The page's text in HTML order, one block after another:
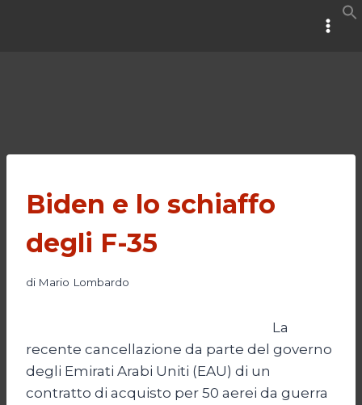
Biden e lo schiaffo
degli F-35
di Mario Lombardo
La
recente cancellazione da parte del governo
degli Emirati Arabi Uniti (EAU) di un
contratto di acquisto per 50 aerei da guerra